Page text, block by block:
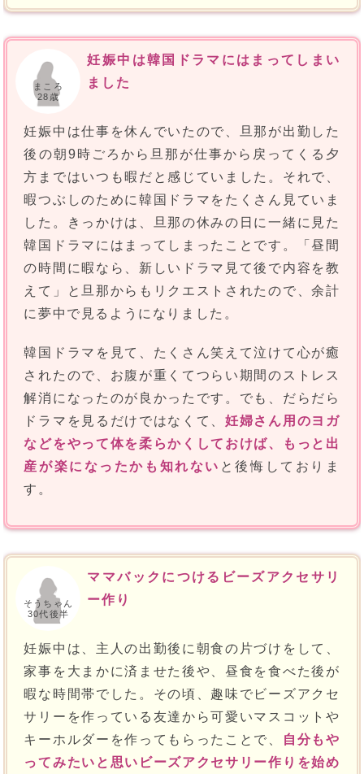
まころ
28歳
妊娠中は韓国ドラマにはまってしまい
ました
妊娠中は仕事を休んでいたので、旦那が出勤した
後の朝9時ごろから旦那が仕事から戻ってくる夕
方まではいつも暇だと感じていました。それで、
暇つぶしのために韓国ドラマをたくさん見ていま
した。きっかけは、旦那の休みの日に一緒に見た
韓国ドラマにはまってしまったことです。「昼間
の時間に暇なら、新しいドラマ見て後で内容を教
えて」と旦那からもリクエストされたので、余計
に夢中で見るようになりました。
韓国ドラマを見て、たくさん笑えて泣けて心が癒
されたので、お腹が重くてつらい期間のストレス
解消になったのが良かったです。でも、だらだら
ドラマを見るだけではなくて、妊婦さん用のヨガ
などをやって体を柔らかくしておけば、もっと出
産が楽になったかも知れない と後悔しておりま
す。
そうちゃん
30代後半
ママバックにつけるビーズアクセサリ
ー作り
妊娠中は、主人の出勤後に朝食の片づけをして、
家事を大まかに済ませた後や、昼食を食べた後が
暇な時間帯でした。その頃、趣味でビーズアクセ
サリーを作っている友達から可愛いマスコットや
キーホルダーを作ってもらったことで、
自分もや
ってみたいと思いビーズアクセサリー作りを始め